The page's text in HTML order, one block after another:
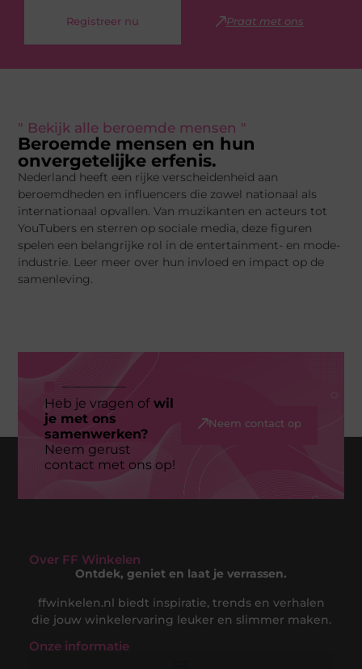
Registreer nu Praat met ons
" Bekijk alle beroemde mensen "
Beroemde mensen en hun
onvergetelijke erfenis.
Nederland heeft een rijke verscheidenheid aan
beroemdheden en influencers die zowel nationaal als
internationaal opvallen. Van muzikanten en acteurs tot
YouTubers en sterren op sociale media, deze figuren
spelen een belangrijke rol in de entertainment- en mode-
industrie. Leer meer over hun invloed en impact op de
samenleving.
Heb je vragen ofwil
je met ons
samenwerken?
Neem gerust
contact met ons op!
Neem contact op
Over FF Winkelen
Ontdek, geniet en laat je verrassen.
ffwinkelen.nl biedt inspiratie, trends en verhalen
die jouw winkelervaring leuker en slimmer maken.
Onze informatie